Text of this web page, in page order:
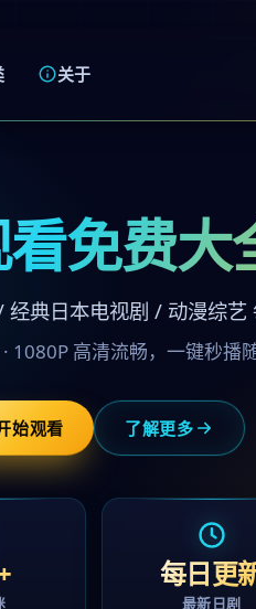
关于
免费大
经典日本电视剧 / 动漫综艺
1080P 高清流畅，一键秒播
始观看 了解更多
每日更
最新日剧